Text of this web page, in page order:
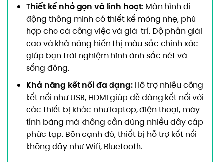
Thiết kế nhỏ gọn và linh hoạt: Màn hình di
động thông minh có thiết kế mỏng nhẹ, phù
hợp cho cả công việc và giải trí. Độ phân giải
cao và khả năng hiển thị màu sắc chính xác
giúp bạn trải nghiệm hình ảnh sắc nét và
sống động.
Khả năng kết nối đa dạng: Hỗ trợ nhiều cổng
kết nối như USB, HDMI giúp dễ dàng kết nối với
các thiết bị khác như laptop, điện thoại, máy
tính bảng mà không cần dùng nhiều dây cáp
phức tạp. Bên cạnh đó, thiết bị hỗ trợ kết nối
không dây như Wifi, Bluetooth.